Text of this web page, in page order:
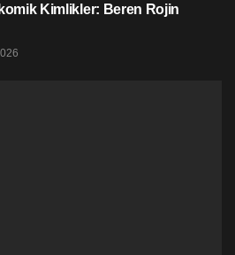
Kimlikler: Beren Rojin